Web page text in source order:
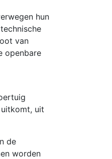
hun
van
openbare
uit
de
worden